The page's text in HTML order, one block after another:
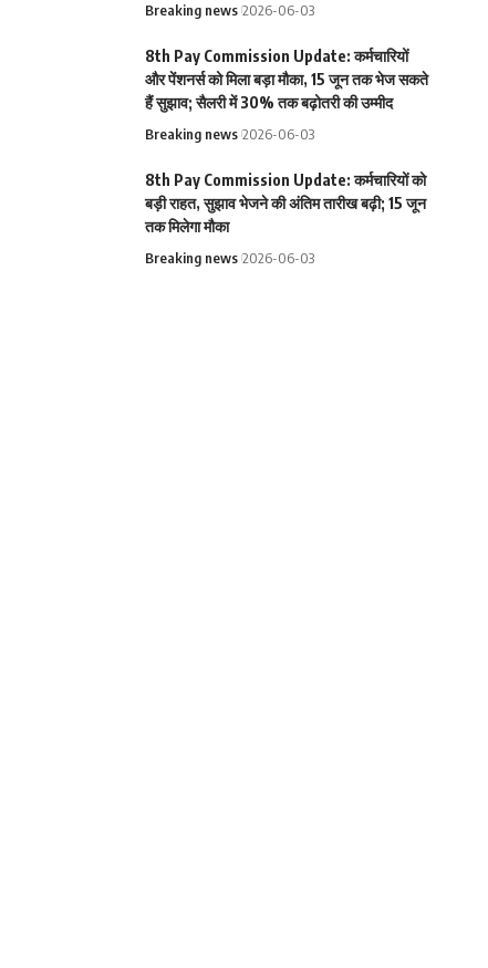
Breaking news 2026-06-03
8th Pay Commission Update: कर्मचारियों
और पेंशनर्स को मिला बड़ा मौका, 15 जून तक भेज सकते
हैं सुझाव; सैलरी में 30% तक बढ़ोतरी की उम्मीद
Breaking news 2026-06-03
8th Pay Commission Update: कर्मचारियों को
बड़ी राहत, सुझाव भेजने की अंतिम तारीख बढ़ी; 15 जून
तक मिलेगा मौका
Breaking news 2026-06-03